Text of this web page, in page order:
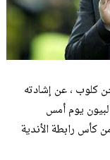
كلوب ، عن إشادته
يوم أمس
من كأس رابطة الأندية